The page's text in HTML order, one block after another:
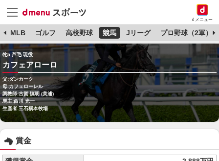
dメニュー
MLB ゴルフ 高校野球 競馬 Jリーグ プロ野球（2軍）
牝5 芦毛 現役
カフェアローロ
父:ダンカーク
母:カフェローレル
調教師:古賀 慎明 (美浦)
馬主:西川 光一
生産者:三石橋本牧場
賞金